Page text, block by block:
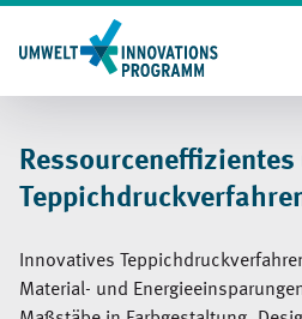
zum
Innovatives
Material- und